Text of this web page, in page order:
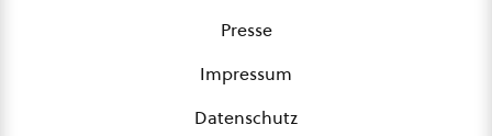
Presse
Impressum
Datenschutz